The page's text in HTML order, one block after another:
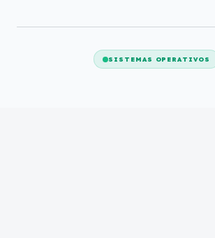
SISTEMAS OPERATIVOS